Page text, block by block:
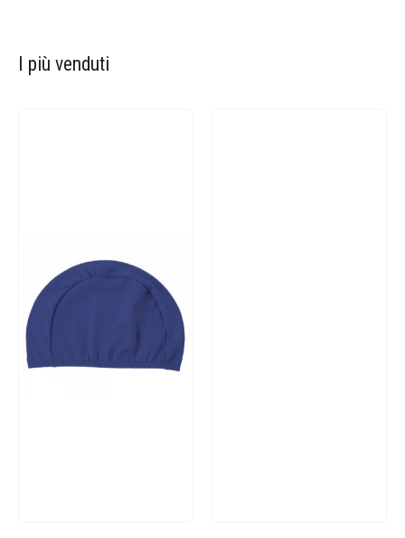
I più venduti